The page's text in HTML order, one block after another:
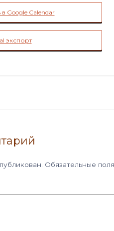
Google Calendar
экспорт
Обязательные поля